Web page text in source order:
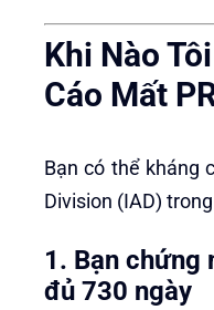
Khi Nào
Cáo Mất
Bạn có thể kháng
Division (IAD)
1. Bạn chứng
đủ 730 ngày